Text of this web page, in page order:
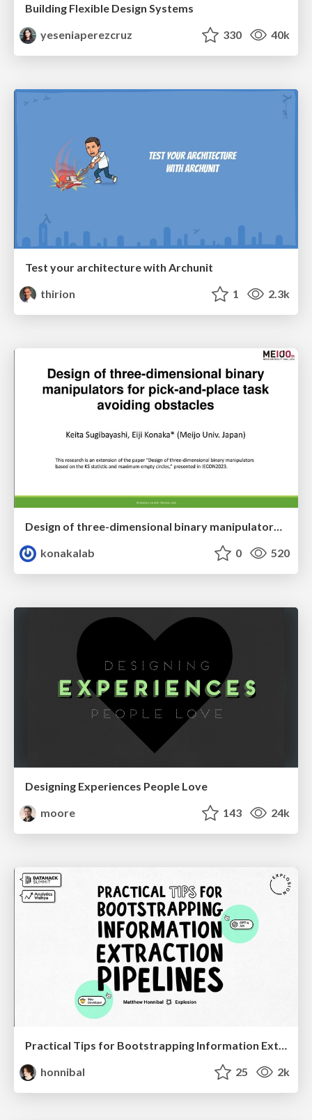
Building Flexible Design Systems
yeseniaperezcruz
330 40k
Test your architecture with Archunit
thirion
1 2.3k
Design of three-dimensional binary manipulators for pick-and-place task avoiding obstacles (IECON2024)
konakalab
0 520
Designing Experiences People Love
moore
143 24k
Practical Tips for Bootstrapping Information Extraction Pipelines
honnibal
25 2k